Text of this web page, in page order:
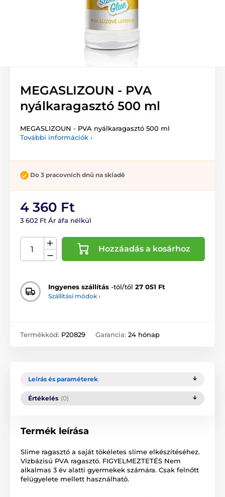
MEGASLIZOUN - PVA
nyálkaragasztó 500 ml
MEGASLIZOUN - PVA nyálkaragasztó 500 ml
További információk ›
Do 3 pracovních dnů na skladě
4 360 Ft
3 602 Ft Ár áfa nélkül
Hozzáadás a kosárhoz
Ingyenes szállítás -tól/től 27 051 Ft
Szállítási módok ›
Termékkód: P20829 Garancia: 24 hónap
Leírás és paraméterek
Értékelés (0)
Termék leírása
Slime ragasztó a saját tökéletes slime elkészítéséhez.
Vízbázisú PVA ragasztó. FIGYELMEZTETÉS Nem
alkalmas 3 év alatti gyermekek számára. Csak felnőtt
felügyelete mellett használható.